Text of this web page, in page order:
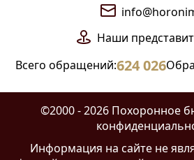
Наши
Всего обращений:624 026
©2000 - 2026 Похоронное
Информация на сайте не